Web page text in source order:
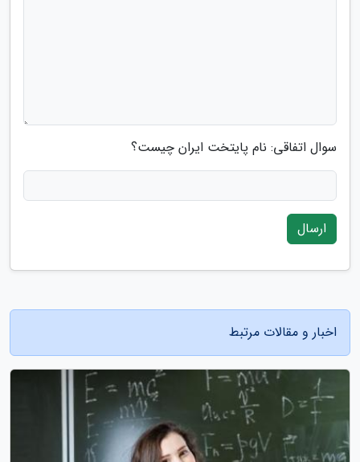
سوال اتفاقی: نام پایتخت ایران چیست؟
ارسال
اخبار و مقالات مرتبط